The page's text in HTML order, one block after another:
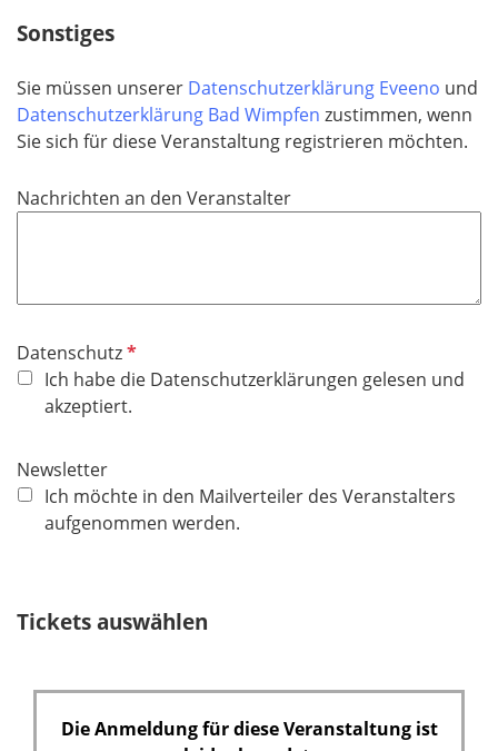
d
Sonstiges
Sie müssen unserer Datenschutzerklärung Eveeno und
Datenschutzerklärung Bad Wimpfen zustimmen, wenn
Sie sich für diese Veranstaltung registrieren möchten.
Nachrichten an den Veranstalter
DatenschutzP
f
l
h
t
f
d
Ich habe die Datenschutzerklärungen gelesen und
akzeptiert.
Newsletter
Ich möchte in den Mailverteiler des Veranstalters
aufgenommen werden.
Tickets auswählen
Die Anmeldung für diese Veranstaltung ist